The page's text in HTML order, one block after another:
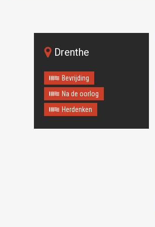
Drenthe
Bevrijding
Na de oorlog
Herdenken